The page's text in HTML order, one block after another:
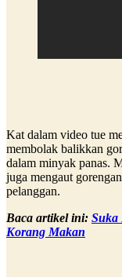
Kat dalam video tue
membolak balikkan
dalam minyak panas.
juga mengaut
pelanggan.
Baca artikel ini: Suka
Korang Makan